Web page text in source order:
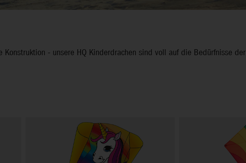
- unsere HQ Kinderdrachen sind voll auf die Bedürfnisse